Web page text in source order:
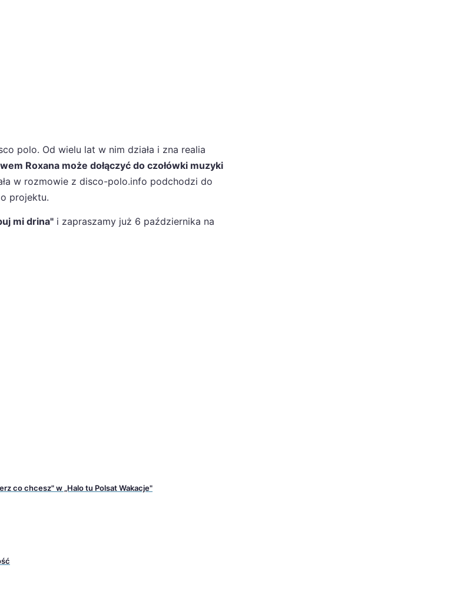
polo. Od wielu lat w nim działa i zna realia
Roxana może dołączyć do czołówki muzyki
w rozmowie z disco-polo.info podchodzi do
projektu.
mi drina" i zapraszamy już 6 października na
co chcesz" w „Halo tu Polsat Wakacje"